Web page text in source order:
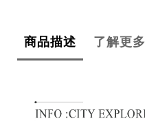
商品描述 了解更多